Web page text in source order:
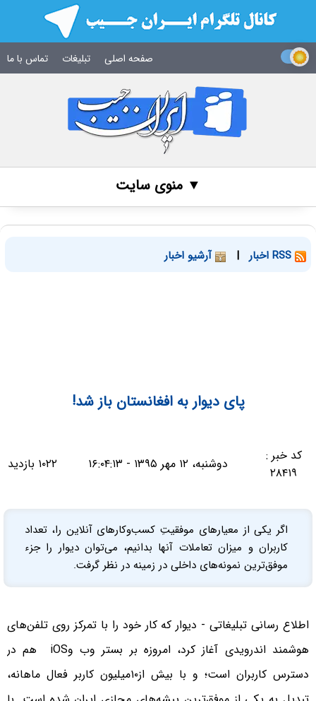
صفحه اصلی تبلیغات تماس با ما
▼ منوی سایت
| آرشیو اخبار
پای دیوار به افغانستان باز شد!
کد خبر :
۲۸۴۱۹
دوشنبه، ۱۲ مهر ۱۳۹۵ - ۱۶:۰۴:۱۳ ۱۰۲۲ بازدید
اگر یکی از معیارهای موفقیتِ کسب‌وکارهای آنلاین را، تعداد
کاربران و میزان تعاملات آنها بدانیم، می‌توان دیوار را جزء
موفق‌ترین نمونه‌های داخلی در زمینه در نظر گرفت.
اطلاع رسانی تبلیغاتی - دیوار که کار خود را با تمرکز روی تلفن‌های
هوشمند اندرویدی آغاز کرد، امروزه بر بستر وب وiOS هم در
دسترس کاربران است؛ و با بیش از۱۰میلیون کاربر فعال ماهانه،